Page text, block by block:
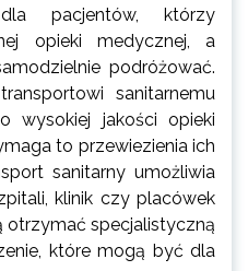
pacjentów, którzy
opieki medycznej, a
podróżować.
sanitarnemu
wysokiej jakości opieki
to przewiezienia ich
sanitarny umożliwia
klinik czy placówek
specjalistyczną
które mogą być dla